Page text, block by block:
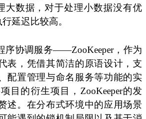
大数据，对于处理小数据没有优
延迟比较高。
序协调服务——ZooKeeper，作为
表，凭借其简洁的原语设计，支
配置管理与命名服务等功能的实
目的衍生项目，ZooKeeper的发
述。在分布式环境中的应用场景